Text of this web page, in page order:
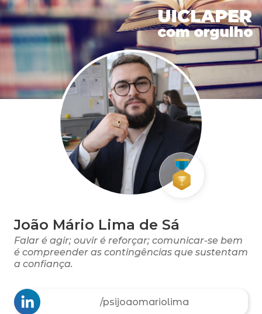
João Mário Lima de Sá
Falar é agir; ouvir é reforçar; comunicar-se bem
é compreender as contingências que sustentam
a confiança.
/psijoaomariolima